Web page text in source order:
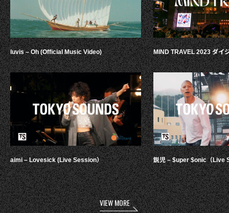
luvis – Oh (Official Music Video)
aimi – Lovesick (Live Session）
MIND TRAVEL 2023 ダイ
鋭児 – $uper $onic（Live
VIEW MORE